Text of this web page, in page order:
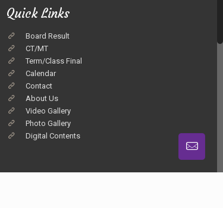
Quick Links
Board Result
CT/MT
Term/Class Final
Calendar
Contact
About Us
Video Gallery
Photo Gallery
Digital Contents